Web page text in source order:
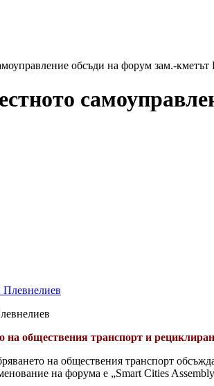
обсъди на форум зам.-кметът
на обществения транспорт и
на обществения транспорт
на форума е „Smart Cities